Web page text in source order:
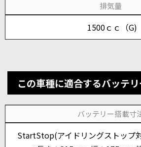
排気量
1500ｃｃ（G)
この車種に適合するバッテ
バッテリー搭載寸
StartStop(アイドリングストップ